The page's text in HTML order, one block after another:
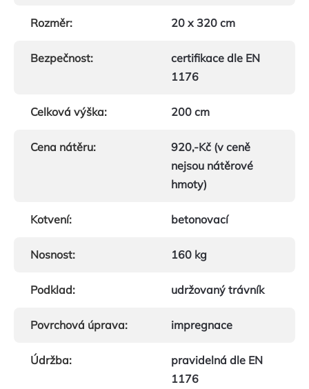
Rozměr: 20 x 320 cm
Bezpečnost:
certifikace dle EN
1176
Celková výška: 200 cm
Cena nátěru:
920,-Kč (v ceně
nejsou nátěrové
hmoty)
Kotvení: betonovací
Nosnost: 160 kg
Podklad: udržovaný trávník
Povrchová úprava: impregnace
Údržba:
pravidelná dle EN
1176